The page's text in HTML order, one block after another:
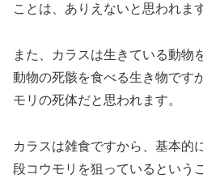
ことは、ありえないと思われます
また、カラスは生きている動物
動物の死骸を食べる生き物です
モリの死体だと思われます。
カラスは雑食ですから、基本的
段コウモリを狙っているという